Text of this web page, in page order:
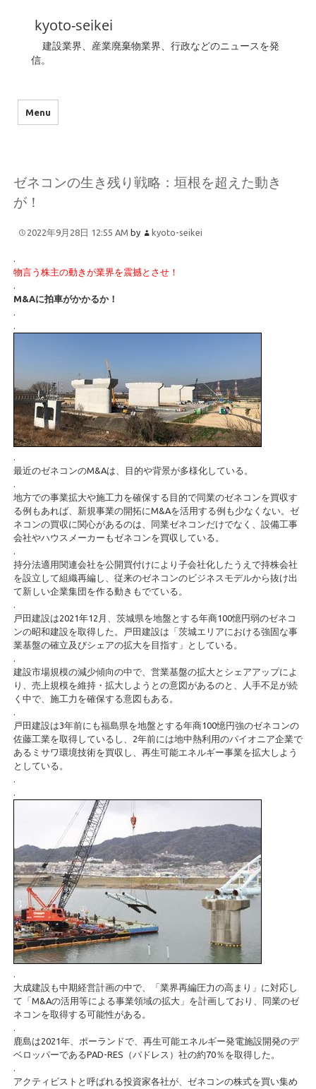
kyoto-seikei
建設業界、産業廃棄物業界、行政などのニュースを発
信。
Menu
ゼネコンの生き残り戦略：垣根を超えた動き
が！
2022年9月28日 12:55 AM by kyoto-seikei
.
物言う株主の動きが業界を震撼とさせ！
.
M&Aに拍車がかかるか！
.
.
.
最近のゼネコンのM&Aは、目的や背景が多様化している。
.
地方での事業拡大や施工力を確保する目的で同業のゼネコンを買収す
る例もあれば、新規事業の開拓にM&Aを活用する例も少なくない。ゼ
ネコンの買収に関心があるのは、同業ゼネコンだけでなく、設備工事
会社やハウスメーカーもゼネコンを買収している。
.
持分法適用関連会社を公開買付けにより子会社化したうえで持株会社
を設立して組織再編し、従来のゼネコンのビジネスモデルから抜け出
て新しい企業集団を作る動きもでている。
.
戸田建設は2021年12月、茨城県を地盤とする年商100憶円弱のゼネコ
ンの昭和建設を取得した。戸田建設は「茨城エリアにおける強固な事
業基盤の確立及びシェアの拡大を目指す」としている。
.
建設市場規模の減少傾向の中で、営業基盤の拡大とシェアアップによ
り、売上規模を維持・拡大しようとの意図があるのと、人手不足が続
く中で、施工力を確保する意図もある。
.
戸田建設は3年前にも福島県を地盤とする年商100憶円強のゼネコンの
佐藤工業を取得しているし、2年前には地中熱利用のパイオニア企業で
あるミサワ環境技術を買収し、再生可能エネルギー事業を拡大しよう
としている。
.
.
.
大成建設も中期経営計画の中で、「業界再編圧力の高まり」に対応し
て「M&Aの活用等による事業領域の拡大」を計画しており、同業のゼ
ネコンを取得する可能性がある。
.
鹿島は2021年、ポーランドで、再生可能エネルギー発電施設開発のデ
ベロッパーであるPAD-RES（パドレス）社の約70％を取得した。
.
アクティビストと呼ばれる投資家各社が、ゼネコンの株式を買い集め